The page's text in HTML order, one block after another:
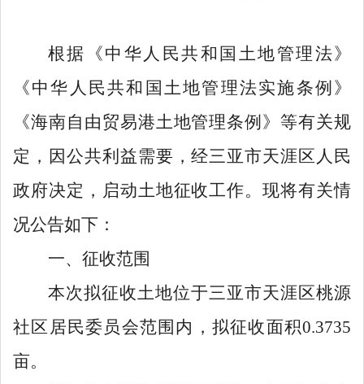
根据《中华人民共和国 土地管理法》
《中华人民共和国 土地管理法实施条例》
《海南自由贸易港土地管理条例》等有关规
定，因公共利益需要，经三亚市天涯区人民
政府决定，启动土地征收工作。现将有关情
况公告如下：
一、征收范围
本次拟征收土地位于三亚市天涯区桃源
社区居民委员会范围内， 拟征收面积0.3735
亩。